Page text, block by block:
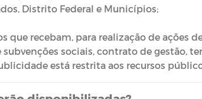
Distrito Federal e Municípios;
que recebam, para realização de ações
sociais, contrato de gestão,
está restrita aos recursos